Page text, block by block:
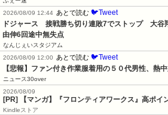
2026/08/09 12:44 あとで読む 🐦Tweet
ドジャース　接戦勝ち切り連敗7でストップ　大谷
由伸6回途中無失点
なんじぇいスタジアム
2026/08/09 12:00
あとで読む 🐦Tweet
【悲報】ファン付き作業服着用の５０代男性、熱
ニュース30over
2026/08/09
[PR] 【マンガ】『フロンティアワークス』高ポイ
Kindleストア